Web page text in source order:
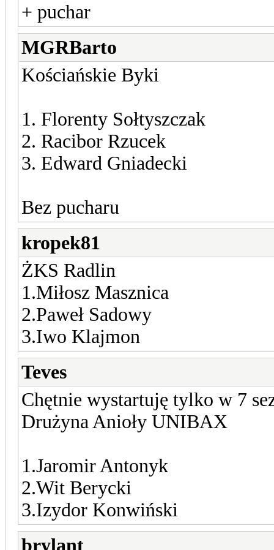
+ puchar
MGRBarto
Kościańskie Byki
1. Florenty Sołtyszczak
2. Racibor Rzucek
3. Edward Gniadecki
Bez pucharu
kropek81
ŻKS Radlin
1.Miłosz Masznica
2.Paweł Sadowy
3.Iwo Klajmon
Teves
Chętnie wystartuję tylko w 7
Drużyna Anioły UNIBAX
1.Jaromir Antonyk
2.Wit Berycki
3.Izydor Konwiński
brylant